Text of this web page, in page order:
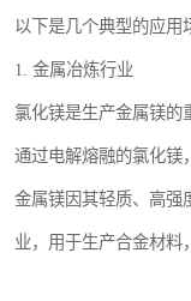
以下是几个典型的应用
1. 金属冶炼行业
氯化镁是生产金属镁的
通过电解熔融的氯化镁
金属镁因其轻质、高强
业，用于生产合金材料